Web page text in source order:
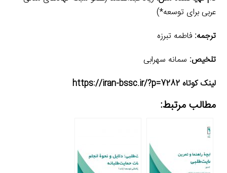
عربی برای توسعه*)
ترجمه:فاطمه تبرزه
تلخیص: سمانه سهرابی
لینک کوتاه https://iran-bssc.ir/?p=7282
مطالب مرتبط: